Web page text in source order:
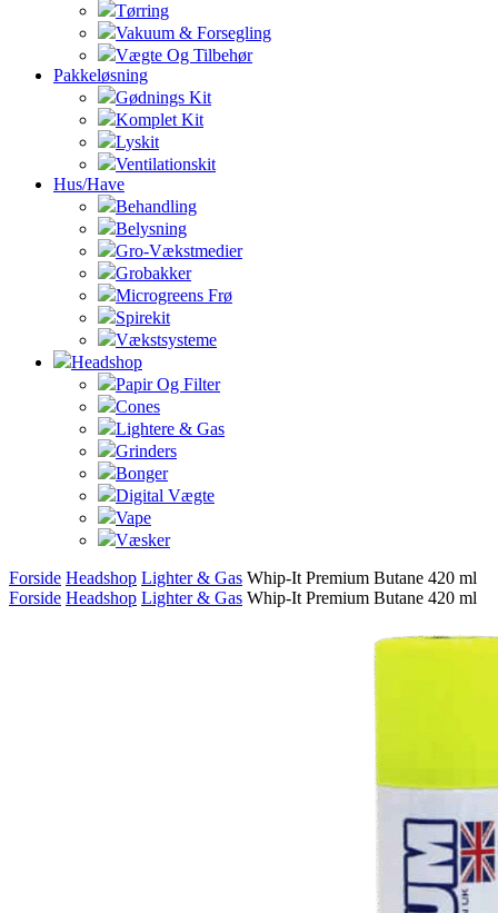
Tørring
Vakuum & Forsegling
Vægte Og Tilbehør
Pakkeløsning
Gødnings Kit
Komplet Kit
Lyskit
Ventilationskit
Hus/Have
Behandling
Belysning
Gro-Vækstmedier
Grobakker
Microgreens Frø
Spirekit
Vækstsysteme
Headshop
Papir Og Filter
Cones
Lightere & Gas
Grinders
Bonger
Digital Vægte
Vape
Væsker
Forside Headshop Lighter & Gas Whip-It Premium Butane 420 ml
Forside Headshop Lighter & Gas Whip-It Premium Butane 420 ml